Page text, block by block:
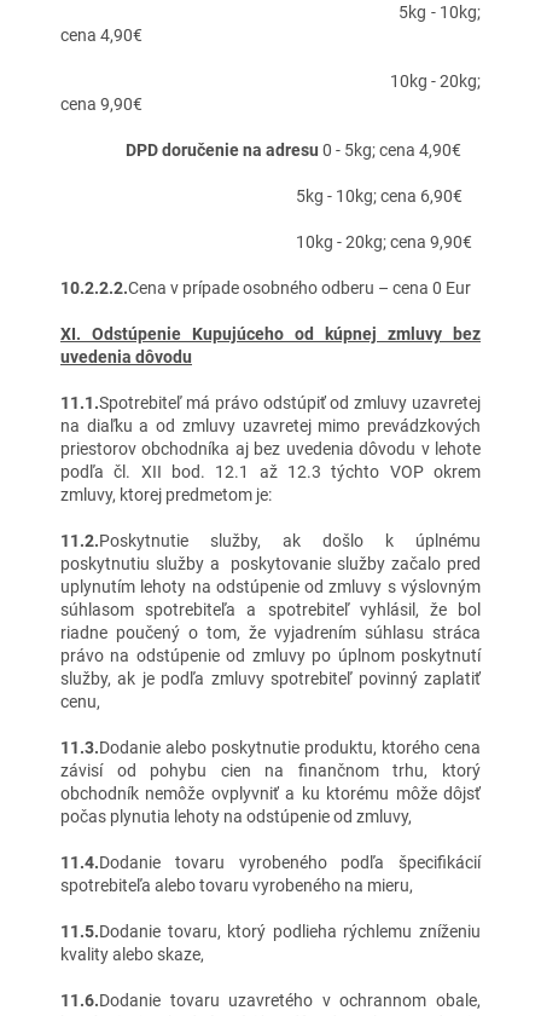
5kg - 10kg;
cena 4,90€
10kg - 20kg;
cena 9,90€
DPD doručenie na adresu 0 - 5kg; cena 4,90€
5kg - 10kg; cena 6,90€
10kg - 20kg; cena 9,90€
10.2.2.2.Cena v prípade osobného odberu – cena 0 Eur
XI. Odstúpenie Kupujúceho od kúpnej zmluvy bez
uvedenia dôvodu
11.1.Spotrebiteľ má právo odstúpiť od zmluvy uzavretej
na diaľku a od zmluvy uzavretej mimo prevádzkových
priestorov obchodníka aj bez uvedenia dôvodu v lehote
podľa čl. XII bod. 12.1 až 12.3 týchto VOP okrem
zmluvy, ktorej predmetom je:
11.2.Poskytnutie služby, ak došlo k úplnému
poskytnutiu služby a poskytovanie služby začalo pred
uplynutím lehoty na odstúpenie od zmluvy s výslovným
súhlasom spotrebiteľa a spotrebiteľ vyhlásil, že bol
riadne poučený o tom, že vyjadrením súhlasu stráca
právo na odstúpenie od zmluvy po úplnom poskytnutí
služby, ak je podľa zmluvy spotrebiteľ povinný zaplatiť
cenu,
11.3.Dodanie alebo poskytnutie produktu, ktorého cena
závisí od pohybu cien na finančnom trhu, ktorý
obchodník nemôže ovplyvniť a ku ktorému môže dôjsť
počas plynutia lehoty na odstúpenie od zmluvy,
11.4.Dodanie tovaru vyrobeného podľa špecifikácií
spotrebiteľa alebo tovaru vyrobeného na mieru,
11.5.Dodanie tovaru, ktorý podlieha rýchlemu zníženiu
kvality alebo skaze,
11.6.Dodanie tovaru uzavretého v ochrannom obale,